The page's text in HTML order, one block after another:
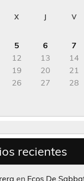
X J V
5 6 7
12 13 14
19 20 21
26 27 28
recientes
en Ecos De